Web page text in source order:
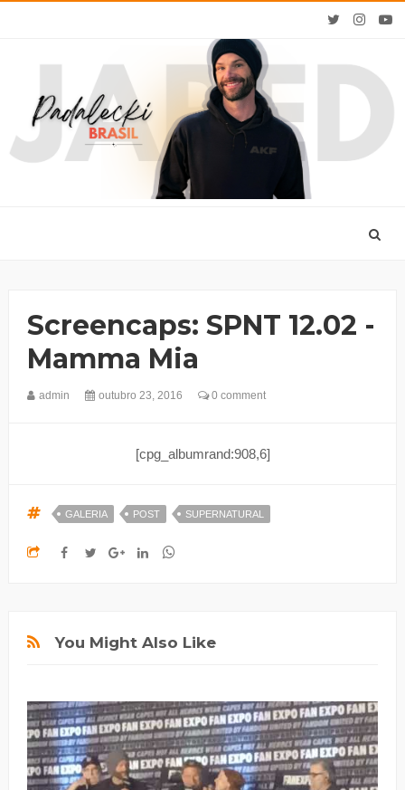
Screencaps: SPNT 12.02 -
Mamma Mia
admin outubro 23, 2016 0 comment
[cpg_albumrand:908,6]
GALERIA POST SUPERNATURAL
You Might Also Like